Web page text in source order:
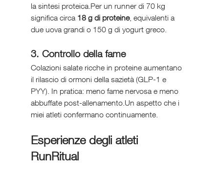
la sintesi proteica.Per un runner di 70 kg
significa circa 18 g di proteine, equivalenti a
due uova grandi o 150 g di yogurt greco.
3. Controllo della fame
Colazioni salate ricche in proteine aumentano
il rilascio di ormoni della sazietà (GLP-1 e
PYY). In pratica: meno fame nervosa e meno
abbuffate post-allenamento.Un aspetto che i
miei atleti confermano continuamente.
Esperienze degli atleti
RunRitual